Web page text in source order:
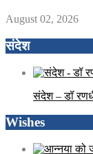
August 02, 2026
संदेश
संदेश – डॉ
Wishes